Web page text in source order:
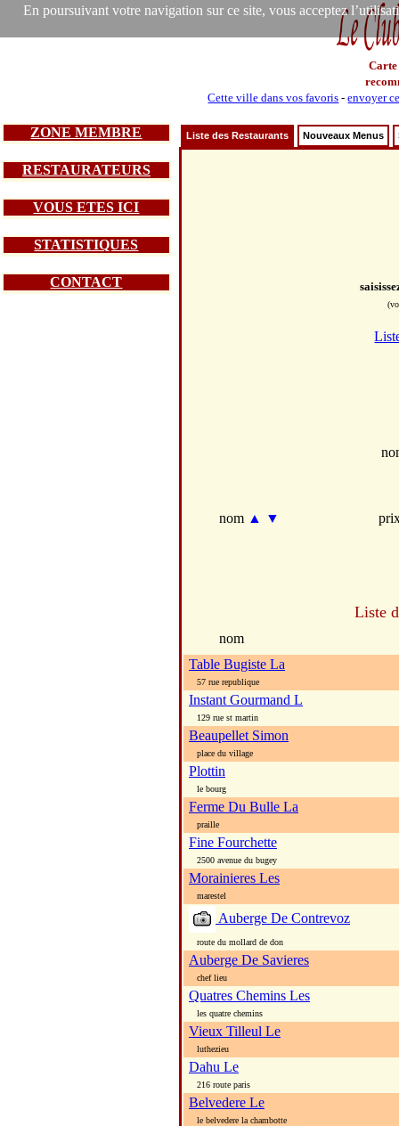
En poursuivant votre navigation sur ce site, vous acceptez
Carte
Cette ville dans vos favoris -envoyer
ZONE MEMBRE
RESTAURATEURS
VOUS ETES ICI
STATISTIQUES
CONTACT
Liste des Restaurants Nouveaux Menus
nom ▲ ▼
Liste
nom
Table Bugiste La
57 rue republique
Instant Gourmand L
129 rue st martin
Beaupellet Simon
place du village
Plottin
le bourg
Ferme Du Bulle La
praille
Fine Fourchette
2500 avenue du bugey
Morainieres Les
marestel
Auberge De Contrevoz
route du mollard de don
Auberge De Savieres
chef lieu
Quatres Chemins Les
les quatre chemins
Vieux Tilleul Le
luthezieu
Dahu Le
216 route paris
Belvedere Le
le belvedere la chambotte